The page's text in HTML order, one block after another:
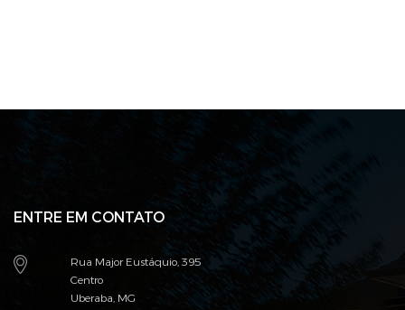
ENTRE EM CONTATO
Rua Major Eustáquio, 395
Centro
Uberaba, MG